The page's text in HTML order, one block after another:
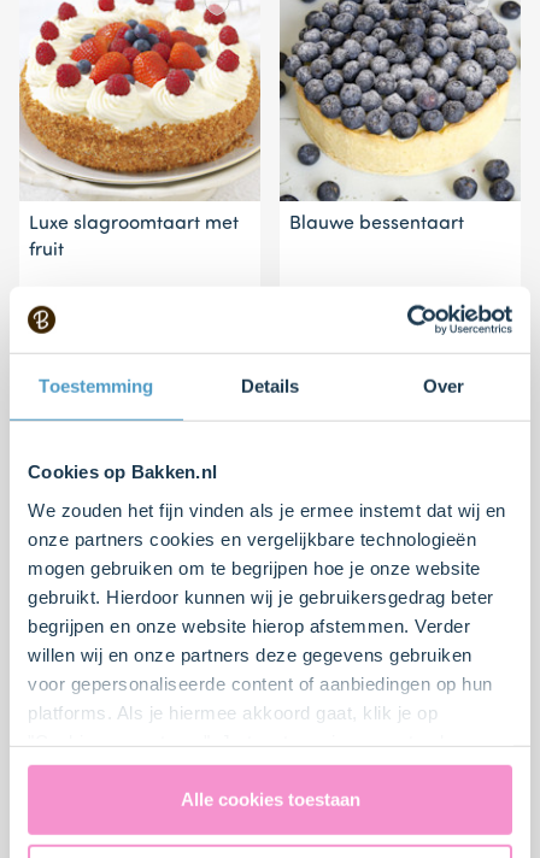
Toestemming Details Over
Cookies op Bakken.nl
We zouden het fijn vinden als je ermee instemt dat wij en
onze partners cookies en vergelijkbare technologieën
mogen gebruiken om te begrijpen hoe je onze website
gebruikt. Hierdoor kunnen wij je gebruikersgedrag beter
begrijpen en onze website hierop afstemmen. Verder
willen wij en onze partners deze gegevens gebruiken
voor gepersonaliseerde content of aanbiedingen op hun
platforms. Als je hiermee akkoord gaat, klik je op
uitdrukkelijk een eventuele gegevensoverdracht naar de
Verenigde Staten in de zin van artikel 49 AVG. Raadpleeg
ons
Alle cookies toestaan
Luxe slagroomtaart met
fruit
Moeilijk
Blauwe bessentaart
3 25 min.